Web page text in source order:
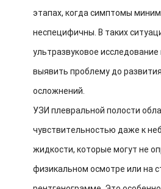
этапах, когда симптомы
неспецифичны. В таких
ультразвуковое исследование
выявить проблему до
осложнений.
УЗИ плевральной полости
чувствительностью даже к
жидкости, которые могут не
физикальном осмотре или на